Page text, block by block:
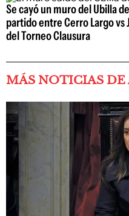
Se cayó un muro del Ubilla
partido entre Cerro Largo
del Torneo Clausura
MÁS NOTICIAS